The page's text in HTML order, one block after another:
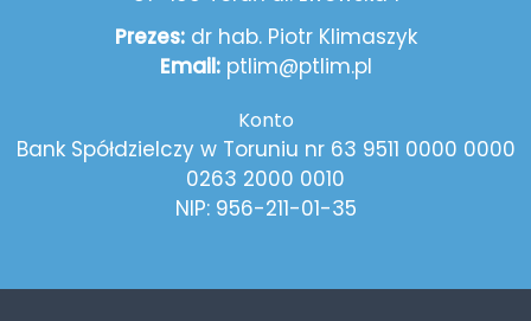
Prezes:dr hab. Piotr Klimaszyk
Email:ptlim@ptlim.pl
Konto
Bank Spółdzielczy w Toruniu nr 63 9511 0000 0000
0263 2000 0010
NIP: 956-211-01-35